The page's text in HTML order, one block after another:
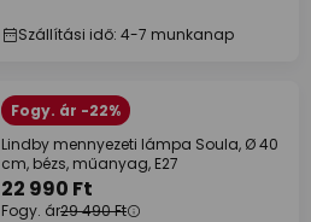
Szállítási idő: 4-7 munkanap
Fogy. ár -22%
Lindby mennyezeti lámpa Soula, Ø 40
cm, bézs, műanyag, E27
22 990 Ft
Fogy. ár29 490 Ft